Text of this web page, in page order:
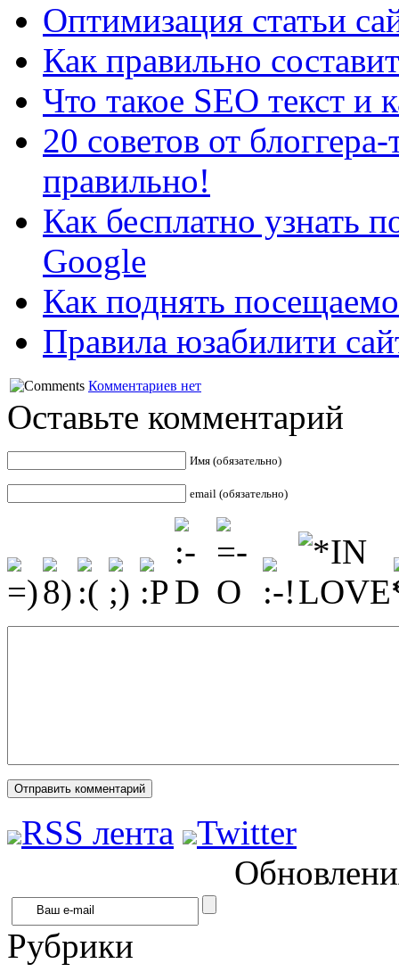
Оптимизация статьи
Как правильно
Что такое SEO текст и
20 советов от
правильно!
Как бесплатно узнать
Google
Как поднять
Правила юзабилити
Комментариев нет
Оставьте комментарий
Имя (обязательно)
email (обязательно)
RSS лента
Twitter
Рубрики